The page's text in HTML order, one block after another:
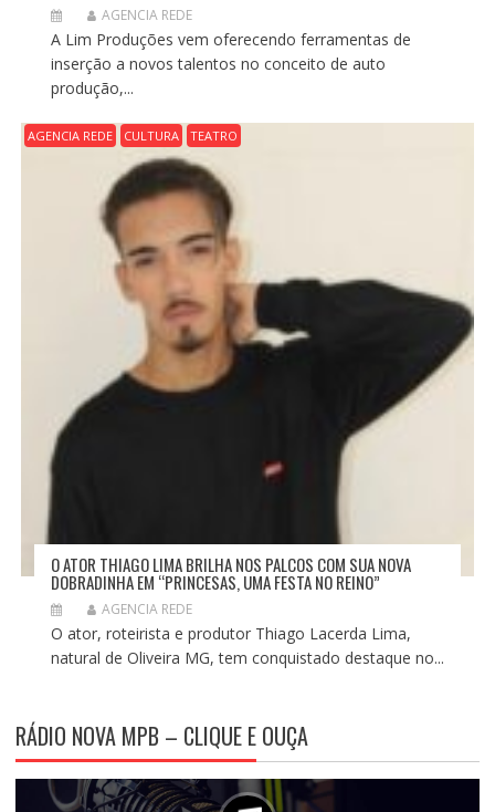
AGENCIA REDE
A Lim Produções vem oferecendo ferramentas de
inserção a novos talentos no conceito de auto
produção,...
AGENCIA REDE CULTURA TEATRO
O ATOR THIAGO LIMA BRILHA NOS PALCOS COM SUA NOVA
DOBRADINHA EM “PRINCESAS, UMA FESTA NO REINO”
AGENCIA REDE
O ator, roteirista e produtor Thiago Lacerda Lima,
natural de Oliveira MG, tem conquistado destaque no...
RÁDIO NOVA MPB – CLIQUE E OUÇA